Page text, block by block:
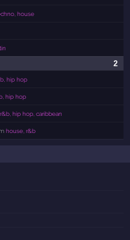
house
2
hip hop
hip hop
hip hop, caribbean
house, r&b